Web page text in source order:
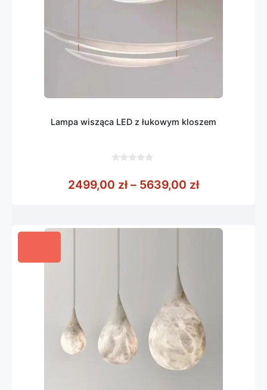
Lampa wisząca LED z łukowym kloszem
5
2499,00 zł – 5639,00 złZakres cen: